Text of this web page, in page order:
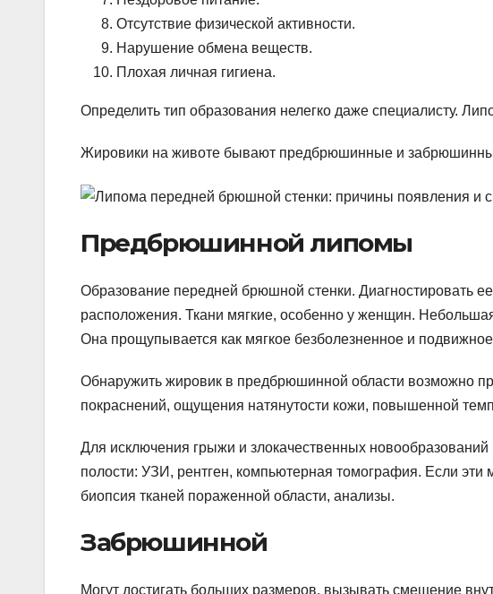
Отсутствие физической активности.
Нарушение обмена веществ.
Плохая личная гигиена.
Определить тип образования нелегко даже специалисту.
Жировики на животе бывают предбрюшинные и
Предбрюшинной липомы
Образование передней брюшной стенки. Диагностировать
расположения. Ткани мягкие, особенно у женщин.
Она прощупывается как мягкое безболезненное и
Обнаружить жировик в предбрюшинной области возможно
покраснений, ощущения натянутости кожи, повышенной
Для исключения грыжи и злокачественных
полости: УЗИ, рентген, компьютерная томография. Если эти
биопсия тканей пораженной области, анализы.
Забрюшинной
Могут достигать больших размеров, вызывать смещение